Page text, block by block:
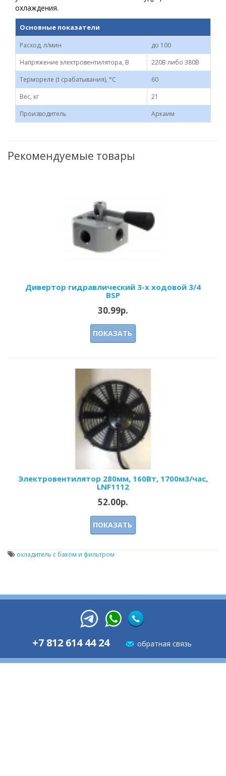
охлаждения.
Основные показатели
Расход, л/мин
до 100
Напряжение электровентилятора, В
220В либо 380В
Термореле (t срабатывания), °С
60
Вес, кг
21
Производитель
Аркаим
Рекомендуемые товары
Дивертор гидравлический 3-х ходовой 3/4
BSP
30.99р.
ПОКАЗАТЬ
Электровентилятор 280мм, 160Вт, 1700м3/час,
LNF1112
52.00р.
ПОКАЗАТЬ
охладитель с баком и фильтром
+7 812 614 44 24 обратная связь